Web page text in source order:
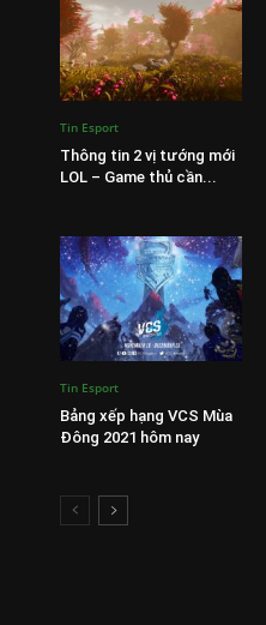
Tin Esport
Thông tin 2 vị tướng mới
LOL – Game thủ cần...
Tin Esport
Bảng xếp hạng VCS Mùa
Đông 2021 hôm nay